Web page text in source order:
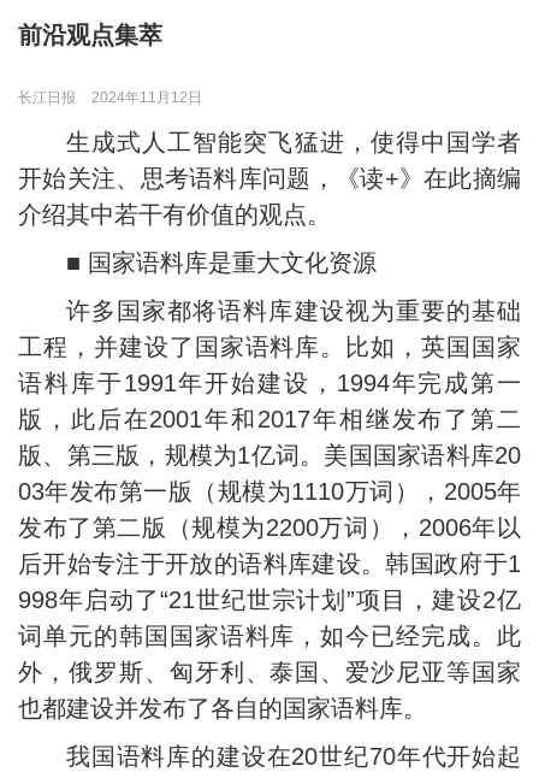
前沿观点集萃
长江日报 2024年11月12日
生成式人工智能突飞猛进，使得中国学者
开始关注、思考语料库问题，《读+》在此摘编
介绍其中若干有价值的观点。
■ 国家语料库是重大文化资源
许多国家都将语料库建设视为重要的基础
工程，并建设了国家语料库。比如，英国国家
语料库于1991年开始建设，1994年完成第一
版，此后在2001年和2017年相继发布了第二
版、第三版，规模为1亿词。美国国家语料库20
03年发布第一版（规模为1110万词），2005年
发布了第二版（规模为2200万词），2006年以
后开始专注于开放的语料库建设。韩国政府于1
998年启动了“21世纪世宗计划”项目，建设2亿
词单元的韩国国家语料库，如今已经完成。此
外，俄罗斯、匈牙利、泰国、爱沙尼亚等国家
也都建设并发布了各自的国家语料库。
我国语料库的建设在20世纪70年代开始起